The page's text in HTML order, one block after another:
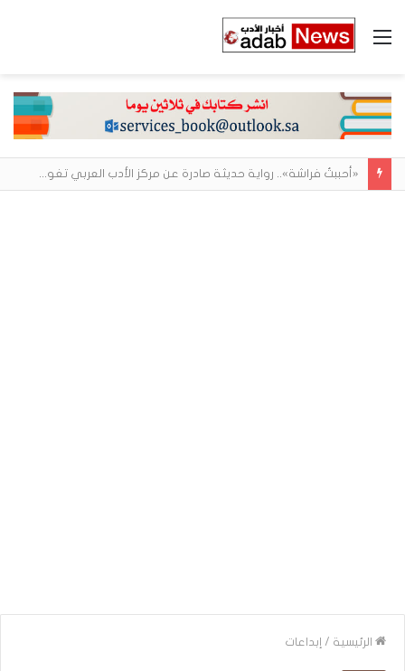
القائمة
«أحببتُ فراشة».. رواية حديثة صادرة عن مركز الأدب العربي تغوص في هشاشة الحب وصراعات الذات
الرئيسية / إبداعات